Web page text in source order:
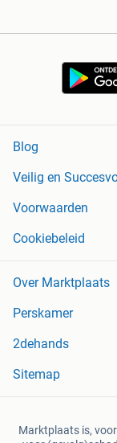
Blog
Veilig en
Voorwaarden
Cookiebeleid
Over Marktplaats
Perskamer
2dehands
Sitemap
Marktplaats is,